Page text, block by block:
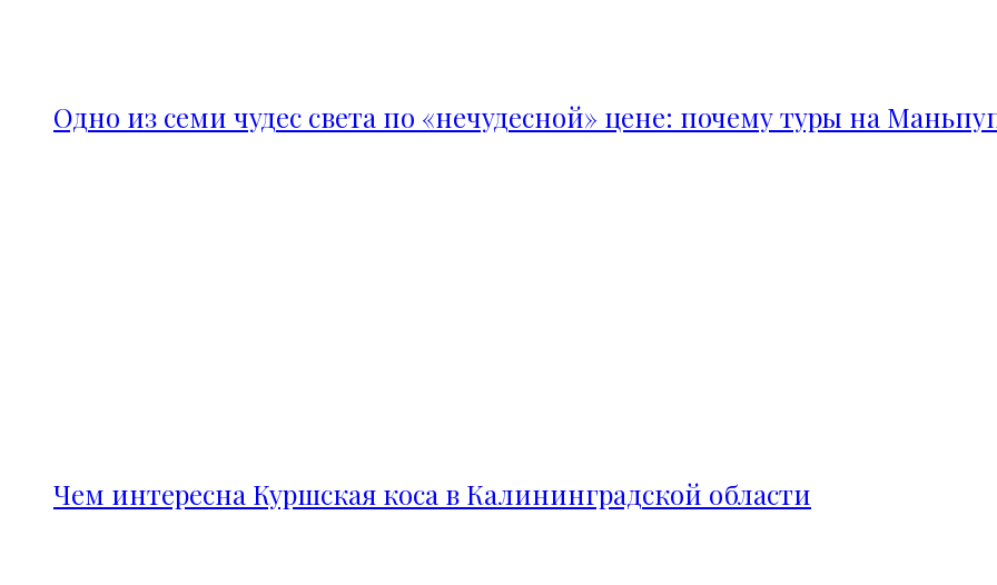
Одно из семи чудес света по «нечудесной» цене: почему туры на
Чем интересна Куршская коса в Калининградской области